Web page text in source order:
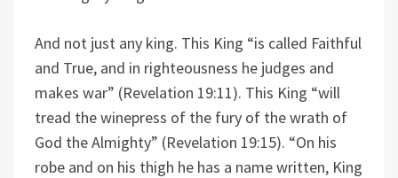
And not just any king. This King “is called Faithful
and True, and in righteousness he judges and
makes war” (Revelation 19:11). This King “will
tread the winepress of the fury of the wrath of
God the Almighty” (Revelation 19:15). “On his
robe and on his thigh he has a name written, King